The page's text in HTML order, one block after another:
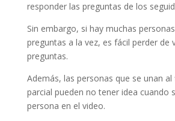
responder las preguntas de los
Sin embargo, si hay muchas
preguntas a la vez, es fácil perder de
preguntas.
Además, las personas que se unan
parcial pueden no tener idea cuando
persona en el video.